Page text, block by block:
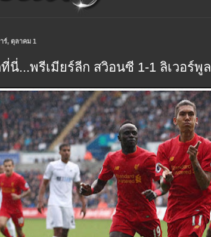
ร์, ตุลาคม 1
นี่...พรีเมียร์ลีก สวิอนซี 1-1 ลิเวอร์พูล